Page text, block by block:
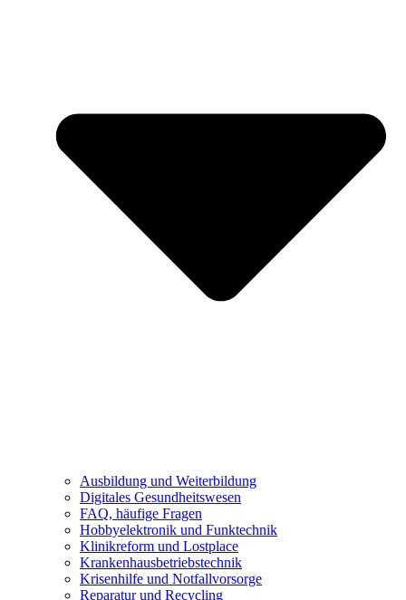
Ausbildung und Weiterbildung
Digitales Gesundheitswesen
FAQ, häufige Fragen
Hobbyelektronik und Funktechnik
Klinikreform und Lostplace
Krankenhausbetriebstechnik
Krisenhilfe und Notfallvorsorge
Reparatur und Recycling